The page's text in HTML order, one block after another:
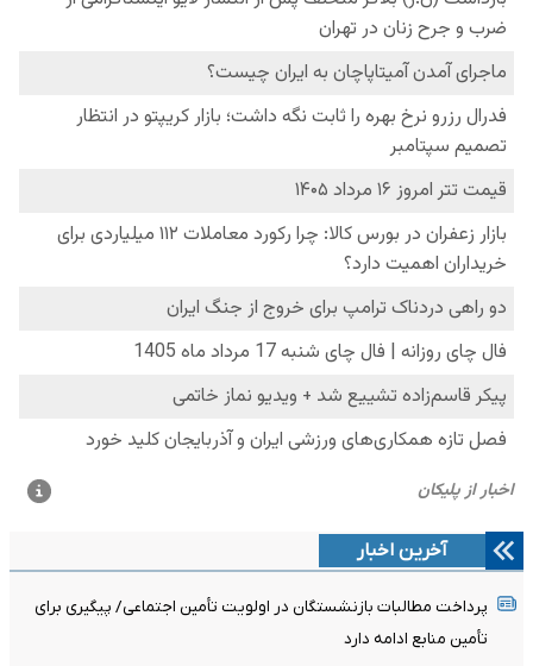
آخرین اخبار
پرداخت مطالبات بازنشستگان در اولویت تأمین اجتماعی/ پیگیری برای
تأمین منابع ادامه دارد